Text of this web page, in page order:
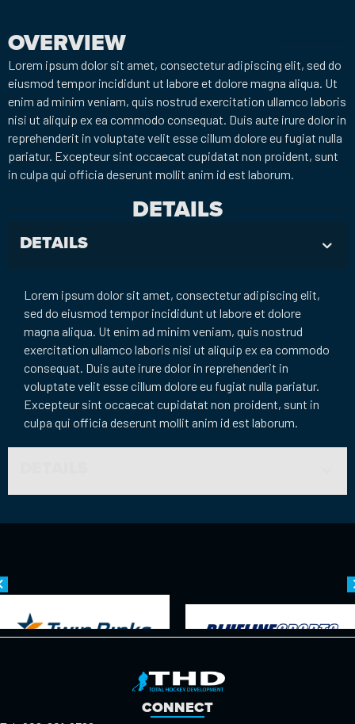
OVERVIEW
Lorem ipsum dolor sit amet, consectetur adipiscing elit, sed do
eiusmod tempor incididunt ut labore et dolore magna aliqua. Ut
enim ad minim veniam, quis nostrud exercitation ullamco laboris
nisi ut aliquip ex ea commodo consequat. Duis aute irure dolor in
reprehenderit in voluptate velit esse cillum dolore eu fugiat nulla
pariatur. Excepteur sint occaecat cupidatat non proident, sunt
in culpa qui officia deserunt mollit anim id est laborum.
DETAILS
DETAILS
Lorem ipsum dolor sit amet, consectetur adipiscing elit,
sed do eiusmod tempor incididunt ut labore et dolore
magna aliqua. Ut enim ad minim veniam, quis nostrud
exercitation ullamco laboris nisi ut aliquip ex ea commodo
consequat. Duis aute irure dolor in reprehenderit in
voluptate velit esse cillum dolore eu fugiat nulla pariatur.
Excepteur sint occaecat cupidatat non proident, sunt in
culpa qui officia deserunt mollit anim id est laborum.
CONNECT